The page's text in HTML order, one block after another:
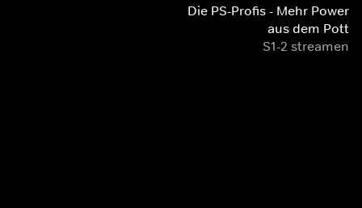
Die PS-Profis - Mehr Power
aus dem Pott
S1-2 streamen